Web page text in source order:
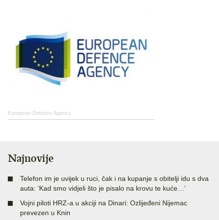
European Defence Agency
Najnovije
Telefon im je uvijek u ruci, čak i na kupanje s obitelji idu s dva
auta: ‘Kad smo vidjeli što je pisalo na krovu te kuće…‘
Vojni piloti HRZ-a u akciji na Dinari: Ozlijeđeni Nijemac
prevezen u Knin